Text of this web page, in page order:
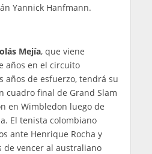
Yannick Hanfmann.
Mejía, que viene
años en el circuito
años de esfuerzo, tendrá su
cuadro final de Grand Slam
en Wimbledon luego de
El tenista colombiano
ante Henrique Rocha y
de vencer al australiano